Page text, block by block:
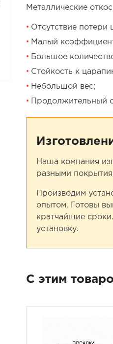
Металлические
Отсутствие потери
Малый
Большое
Стойкость к
Небольшой вес;
Продолжительный
Наша компания
разными
Производим
опытом. Готовы
кратчайшие
установку.
С этим